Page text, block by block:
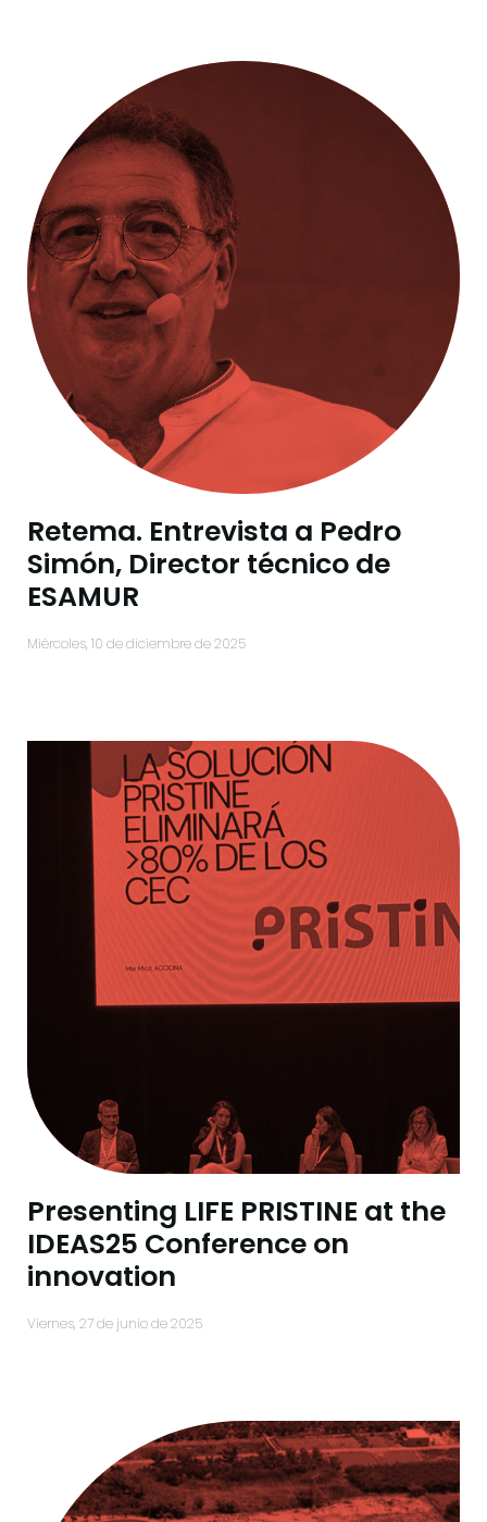
Retema. Entrevista a Pedro
Simón, Director técnico de
ESAMUR
miércoles, 10 de diciembre de 2025
Presenting LIFE PRISTINE at the
IDEAS25 Conference on
innovation
viernes, 27 de junio de 2025